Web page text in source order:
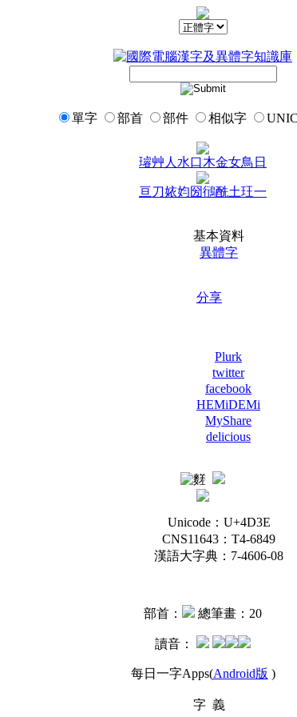
單字 部首 部件 相似字
璿艸 人 水口木金女鳥 日
亘刀㛄㚬圀鴴酰土玨一
基本資料
異體字
分享
Plurk
twitter
facebook
HEMiDEMi
MyShare
delicious
Unicode：U+4D3E
CNS11643：T4-6849
漢語大字典：7-4606-08
部首： 總筆畫：20
讀音：
每日一字Apps(Android版 )
字 義